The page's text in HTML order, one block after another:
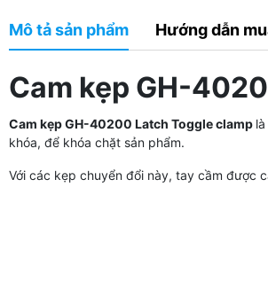
Mô tả sản phẩm Hướng dẫn
Cam kẹp GH-
Cam kẹp GH-40200 Latch Toggle clamp
khóa, để khóa chặt sản phẩm.
Với các kẹp chuyển đổi này, tay cầm được